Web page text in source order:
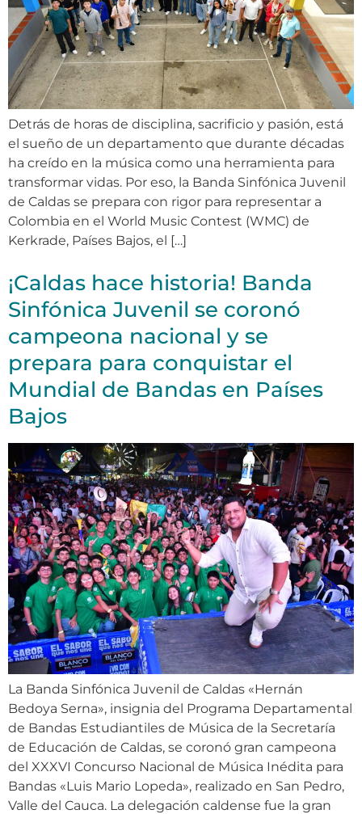
Detrás de horas de disciplina, sacrificio y pasión, está
el sueño de un departamento que durante décadas
ha creído en la música como una herramienta para
transformar vidas. Por eso, la Banda Sinfónica Juvenil
de Caldas se prepara con rigor para representar a
Colombia en el World Music Contest (WMC) de
Kerkrade, Países Bajos, el […]
¡Caldas hace historia! Banda
Sinfónica Juvenil se coronó
campeona nacional y se
prepara para conquistar el
Mundial de Bandas en Países
Bajos
La Banda Sinfónica Juvenil de Caldas «Hernán
Bedoya Serna», insignia del Programa Departamental
de Bandas Estudiantiles de Música de la Secretaría
de Educación de Caldas, se coronó gran campeona
del XXXVI Concurso Nacional de Música Inédita para
Bandas «Luis Mario Lopeda», realizado en San Pedro,
Valle del Cauca. La delegación caldense fue la gran